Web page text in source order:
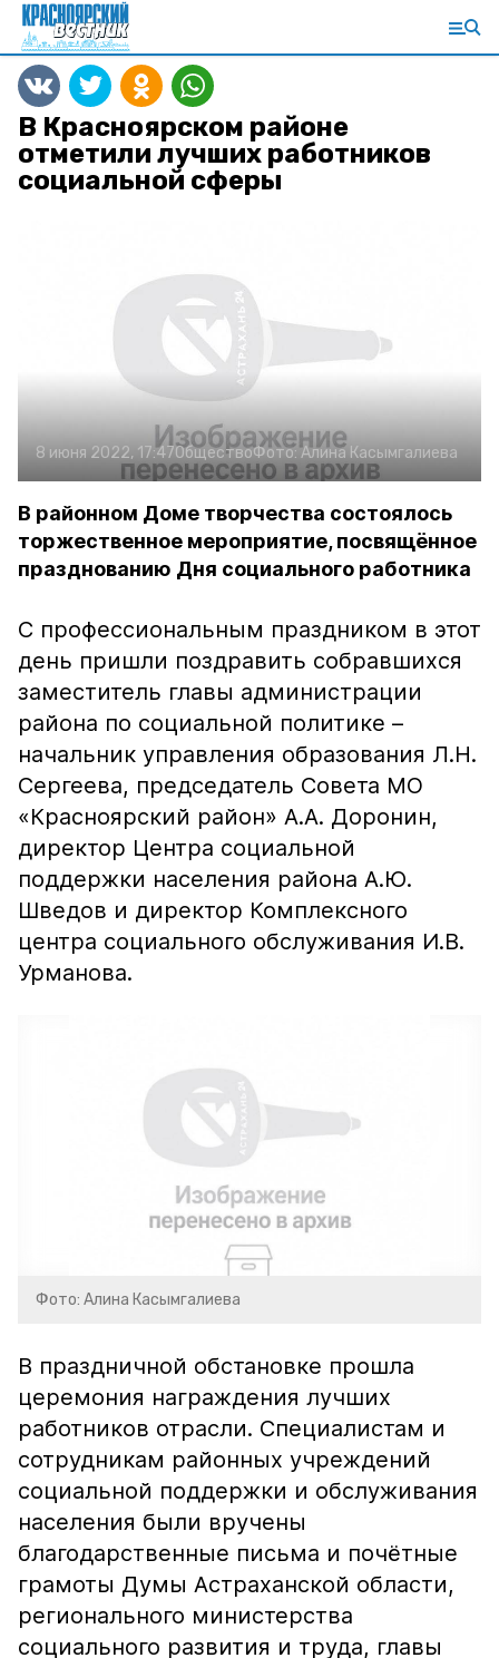
В Красноярском районе
отметили лучших работников
социальной сферы
8 июня 2022, 17:47ОбществоФото:Алина Касымгалиева
В районном Доме творчества состоялось
торжественное мероприятие, посвящённое
празднованию Дня социального работника
С профессиональным праздником в этот
день пришли поздравить собравшихся
заместитель главы администрации
района по социальной политике –
начальник управления образования Л.Н.
Сергеева, председатель Совета МО
«Красноярский район» А.А. Доронин,
директор Центра социальной
поддержки населения района А.Ю.
Шведов и директор Комплексного
центра социального обслуживания И.В.
Урманова.
Фото: Алина Касымгалиева
В праздничной обстановке прошла
церемония награждения лучших
работников отрасли. Специалистам и
сотрудникам районных учреждений
социальной поддержки и обслуживания
населения были вручены
благодарственные письма и почётные
грамоты Думы Астраханской области,
регионального министерства
социального развития и труда, главы